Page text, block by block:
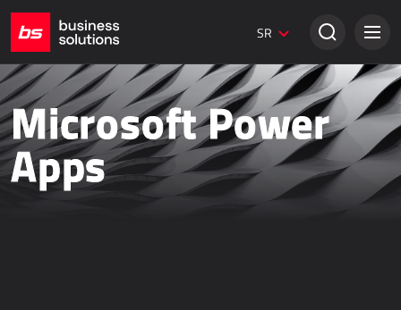
SR
Dynamics 365 Marketing
Digitalni marketing
Umbraco web stranice
Kreativna rešenja
TRADICIONALNA PRODAJA
Dynamics 365 Business Central
Microsoft Power
Apps